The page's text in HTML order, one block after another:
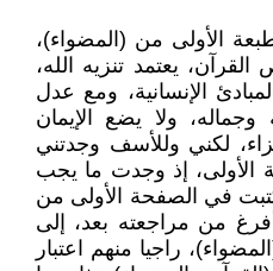
الأولى من (المضواء)،
يعتمد تنزيه الله،
الإنسانية، ومع عدل
وجماله، ولا يضع الإيمان
لكني وللأسف وجدتني
إذ وجدت ما يجب
في الصفحة الأولى من
من مراجعته بعد، إلى
راجيا منهم اعتبار